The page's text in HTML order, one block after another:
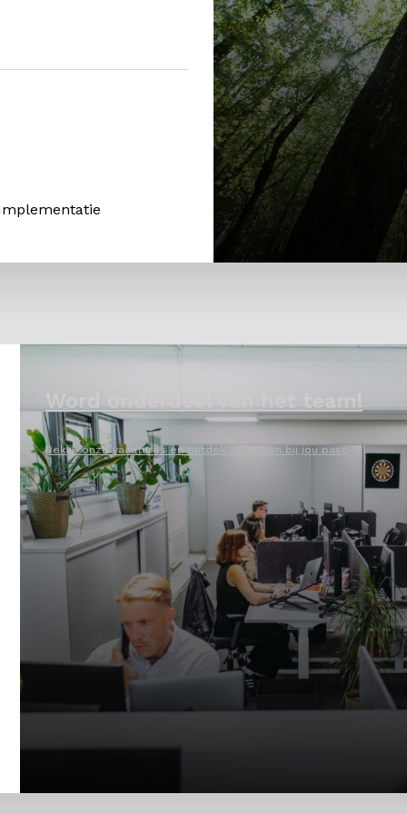
Word onderdeel van het team!
Bekijk onze vacatures en ontdek of er een bij jou past.